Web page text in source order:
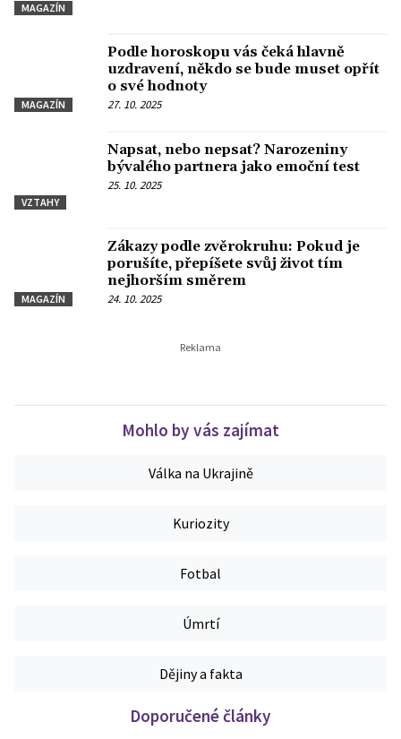
MAGAZÍN
MAGAZÍN
Podle horoskopu vás čeká hlavně
uzdravení, někdo se bude muset opřít
o své hodnoty
27. 10. 2025
VZTAHY
Napsat, nebo nepsat? Narozeniny
bývalého partnera jako emoční test
25. 10. 2025
MAGAZÍN
Zákazy podle zvěrokruhu: Pokud je
porušíte, přepíšete svůj život tím
nejhorším směrem
24. 10. 2025
Mohlo by vás zajímat
Válka na Ukrajině
Kuriozity
Fotbal
Úmrtí
Dějiny a fakta
Doporučené články